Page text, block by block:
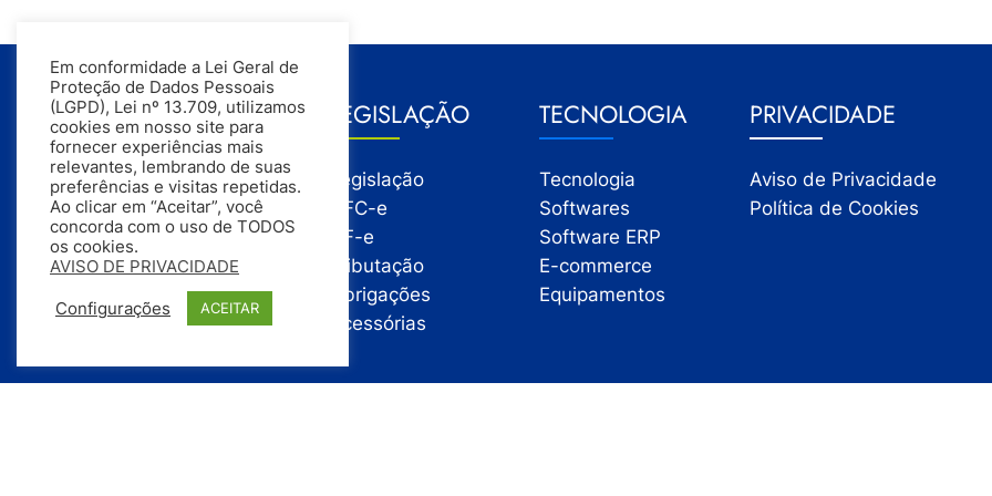
GESTÃO
Gestão
Gestão Financeira
Gestão de Pessoas
Compras
Estoque
Vendas
LEGISLAÇÃO
Legislação
NFC-e
NF-e
Tributação
Obrigações
Acessórias
TECNOLOGIA
Tecnologia
Softwares
Software ERP
E-commerce
Equipamentos
PRIVACIDADE
Aviso de Privacidade
Política de Cookies
Em conformidade a Lei Geral de
Proteção de Dados Pessoais
(LGPD), Lei nº 13.709, utilizamos
cookies em nosso site para
fornecer experiências mais
relevantes, lembrando de suas
preferências e visitas repetidas.
Ao clicar em “Aceitar”, você
concorda com o uso de TODOS
os cookies.
AVISO DE PRIVACIDADE
Configurações ACEITAR